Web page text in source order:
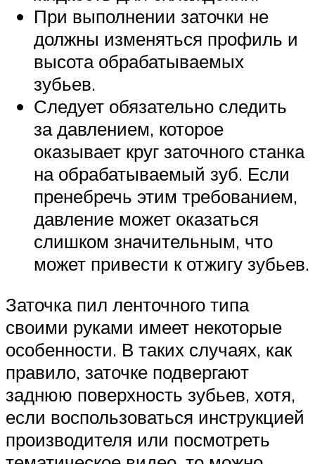
При выполнении заточки не
должны изменяться профиль и
высота обрабатываемых
зубьев.
Следует обязательно следить
за давлением, которое
оказывает круг заточного станка
на обрабатываемый зуб. Если
пренебречь этим требованием,
давление может оказаться
слишком значительным, что
может привести к отжигу зубьев.
Заточка пил ленточного типа
своими руками имеет некоторые
особенности. В таких случаях, как
правило, заточке подвергают
заднюю поверхность зубьев, хотя,
если воспользоваться инструкцией
производителя или посмотреть